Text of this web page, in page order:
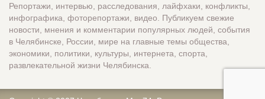
Репортажи, интервью, расследования, лайфхаки, конфликты,
инфографика, фоторепортажи, видео. Публикуем свежие
новости, мнения и комментарии популярных людей, события
в Челябинске, России, мире на главные темы общества,
экономики, политики, культуры, интернета, спорта,
развлекательной жизни Челябинска.